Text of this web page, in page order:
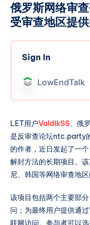
俄罗斯网络审
受审查地区提
Sign In
LowEndTalk
LET用户ValdikSS 、俄
是反审查论坛ntc.party
的作者，近日发起了一
解封方法的长期项目。
尼、韩国等网络审查地区
该项目包括两个主要部
问；为最终用户提供通
联网访问。参与者可以